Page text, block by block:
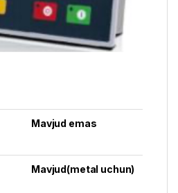
Mavjud emas
Mavjud(metal uchun)